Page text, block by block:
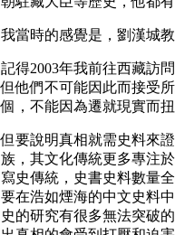
我當時的感覺是，劉漢城
記得2003年我前往西藏訪
但他們不可能因此而接受
個，不能因為遷就現實而扭
但要說明真相就需史料來
族，其文化傳統更多專注
寫史傳統，史書史料數量
要在浩如煙海的中文史料
史的研究有很多無法突破